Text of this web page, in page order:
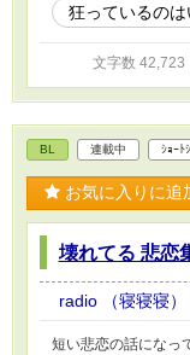
狂っているのは
文字数 42,723
BL 連載中 ｼｮｰﾄ
お気に入りに追
壊れてる 悲恋
radio （寝寝寝）
短い悲恋の話になっ